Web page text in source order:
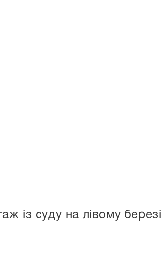
із суду на лівому березі